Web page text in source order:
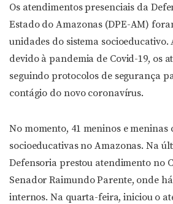
Os atendimentos presenciais da
Estado do Amazonas (DPE-AM)
unidades do sistema socioeducativo.
devido à pandemia de Covid-19, os
seguindo protocolos de segurança
contágio do novo coronavírus.
No momento, 41 meninos e
socioeducativas no Amazonas. Na
Defensoria prestou atendimento no
Senador Raimundo Parente, onde
internos. Na quarta-feira, iniciou o